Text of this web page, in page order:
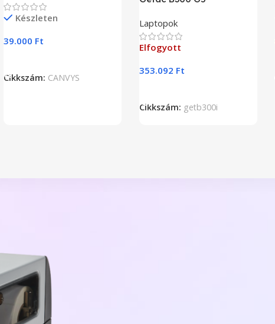
Készleten
39.000 Ft
Cikkszám: CANVYS
Laptopok
Elfogyott
353.092 Ft
Cikkszám: getb300i